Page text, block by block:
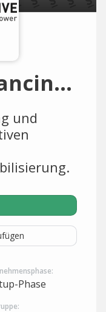
Adaptive Balancing Power
und
Phase